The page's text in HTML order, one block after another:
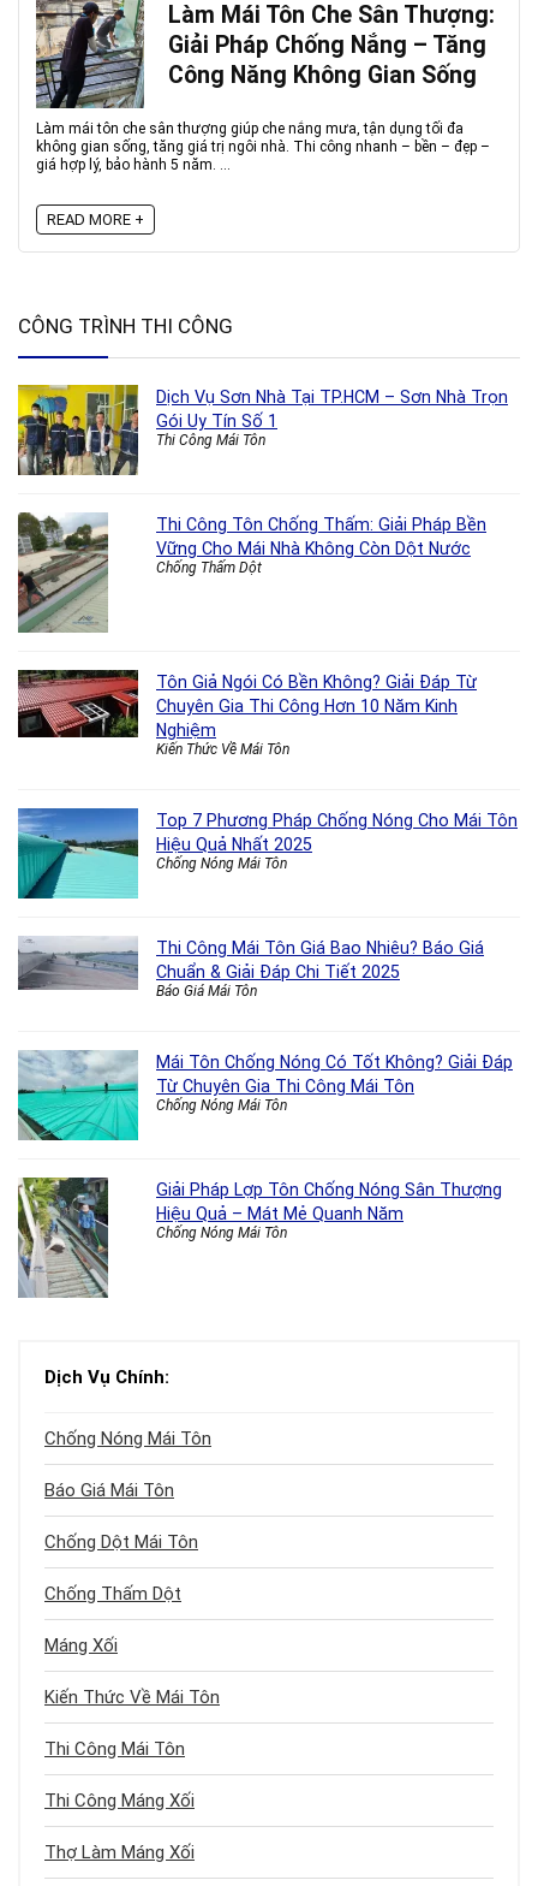
Làm Mái Tôn Che Sân Thượng:
Giải Pháp Chống Nắng – Tăng
Công Năng Không Gian Sống
Làm mái tôn che sân thượng giúp che nắng mưa, tận dụng tối đa
không gian sống, tăng giá trị ngôi nhà. Thi công nhanh – bền – đẹp –
giá hợp lý, bảo hành 5 năm. ...
READ MORE +
CÔNG TRÌNH THI CÔNG
Dịch Vụ Sơn Nhà Tại TP.HCM – Sơn Nhà Trọn
Gói Uy Tín Số 1
Thi Công Mái Tôn
Thi Công Tôn Chống Thấm: Giải Pháp Bền
Vững Cho Mái Nhà Không Còn Dột Nước
Chống Thấm Dột
Tôn Giả Ngói Có Bền Không? Giải Đáp Từ
Chuyên Gia Thi Công Hơn 10 Năm Kinh
Nghiệm
Kiến Thức Về Mái Tôn
Top 7 Phương Pháp Chống Nóng Cho Mái Tôn
Hiệu Quả Nhất 2025
Chống Nóng Mái Tôn
Thi Công Mái Tôn Giá Bao Nhiêu? Báo Giá
Chuẩn & Giải Đáp Chi Tiết 2025
Báo Giá Mái Tôn
Mái Tôn Chống Nóng Có Tốt Không? Giải Đáp
Từ Chuyên Gia Thi Công Mái Tôn
Chống Nóng Mái Tôn
Giải Pháp Lợp Tôn Chống Nóng Sân Thượng
Hiệu Quả – Mát Mẻ Quanh Năm
Chống Nóng Mái Tôn
Dịch Vụ Chính:
Chống Nóng Mái Tôn
Báo Giá Mái Tôn
Chống Dột Mái Tôn
Chống Thấm Dột
Máng Xối
Kiến Thức Về Mái Tôn
Thi Công Mái Tôn
Thi Công Máng Xối
Thợ Làm Máng Xối